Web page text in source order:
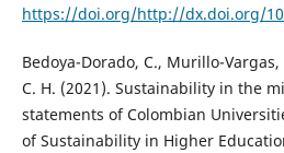
https://doi.org/http://dx.doi.org/
Bedoya-Dorado, C., Murillo-Vargas,
C. H. (2021). Sustainability in the
statements of Colombian
of Sustainability in Higher